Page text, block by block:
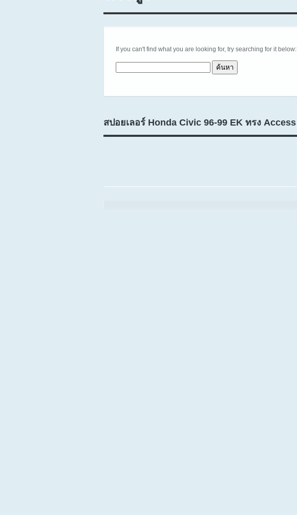
If you can't find what you are looking for, try searching for it below:
สปอยเลอร์ Honda Civic 96-99 EK ทรง Access